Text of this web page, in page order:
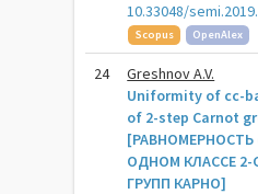
10.33048/
Scopus
OpenAlex
24
Greshnov A.V.
Uniformity of cc-
of 2-step Carnot
ОДНОМ КЛАССЕ
ГРУПП КАРНО]